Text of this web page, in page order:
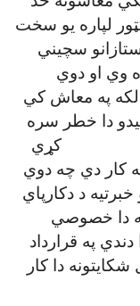
لپاره يو سخت
سچيني
وي او دوي
په معاش کي
دا خطر سره
کار دي چه دوي
د دکارپاي
دا خصوصي
په قرارداد
دا کار